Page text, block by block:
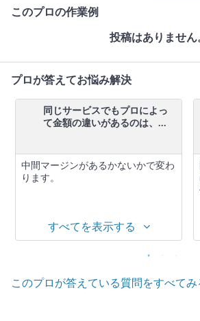
このプロの作業例
投稿はありません
プロが答えてお悩み解決
同じサービスでもプロによっ
て金額の違いがあるのは、...
中間マージンがあるかないかで変わ
ります。
すべてを表示する
このプロが答えている質問をすべてみ